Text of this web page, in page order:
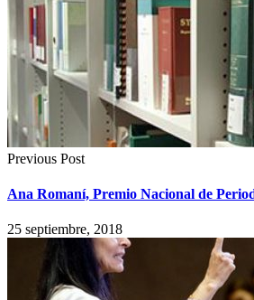
Previous Post
Ana Romaní, Premio Nacional de
25 septiembre, 2018